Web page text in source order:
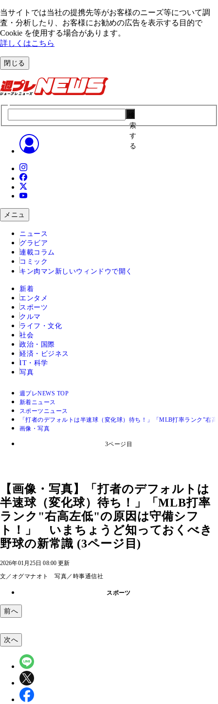
当サイトでは当社の提携先等がお客様のニーズ等について調
査・分析したり、お客様にお勧めの広告を表⽰する⽬的で
Cookie を使⽤する場合があります。
詳しくはこちら
閉じる
索
す
る
メニュ
ニュース
グラビア
連載コラム
コミック
キン肉マン 新しいウィンドウで開く
新着
エンタメ
スポーツ
クルマ
ライフ・文化
社会
政治・国際
経済・ビジネス
IT・科学
写真
週プレNEWS TOP
新着ニュース
スポーツニュース
「打者のデフォルトは半速球（変化球）待ち！」「MLB打率ランク"
画像・写真
3ページ目
【画像・写真】「打者のデフォルトは
半速球（変化球）待ち！」「MLB打率
ランク"右高左低"の原因は守備シフ
ト！」 いまちょうど知っておくべき
野球の新常識 (3ページ目)
2026年01月25日 08:00 更新
文／オグマナオト 写真／時事通信社
スポーツ
前へ
次へ